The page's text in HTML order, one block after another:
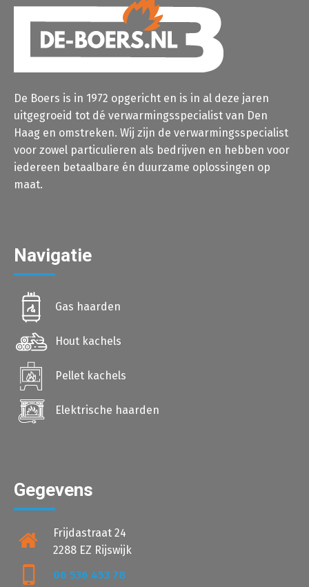
De Boers is in 1972 opgericht en is in al deze jaren
uitgegroeid tot dé verwarmingsspecialist van Den
Haag en omstreken. Wij zijn de verwarmingsspecialist
voor zowel particulieren als bedrijven en hebben voor
iedereen betaalbare én duurzame oplossingen op
maat.
Navigatie
Gas haarden
Hout kachels
Pellet kachels
Elektrische haarden
Gegevens
Frijdastraat 24
2288 EZ Rijswijk
06 536 453 78